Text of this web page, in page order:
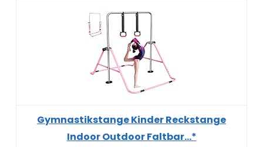
Gymnastikstange Kinder Reckstange
Indoor Outdoor Faltbar...*